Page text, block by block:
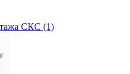
СКС (1)